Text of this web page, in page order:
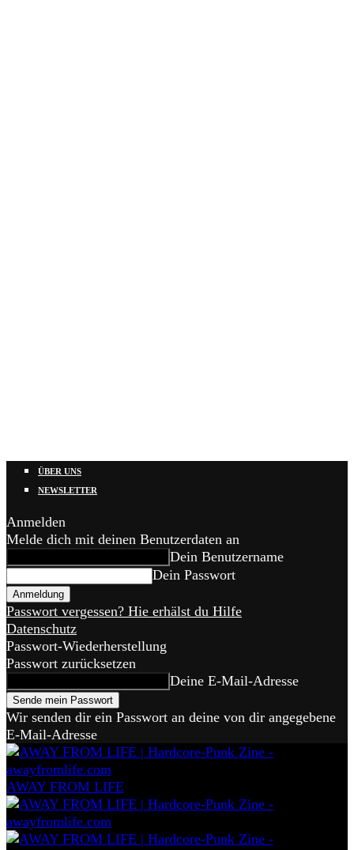
ÜBER UNS
NEWSLETTER
Anmelden
Melde dich mit deinen Benutzerdaten an
Dein Benutzername
Dein Passwort
Passwort vergessen? Hie erhälst du Hilfe
Datenschutz
Passwort-Wiederherstellung
Passwort zurücksetzen
Deine E-Mail-Adresse
Wir senden dir ein Passwort an deine von dir angegebene
E-Mail-Adresse
AWAY FROM LIFE